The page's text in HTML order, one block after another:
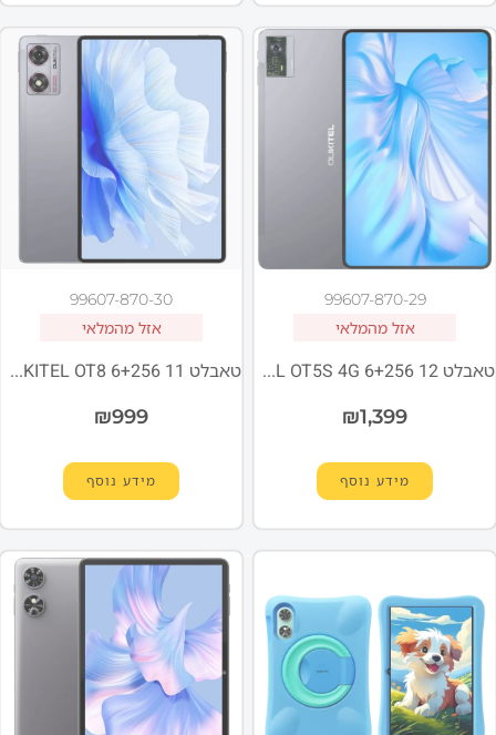
99607-870-29
אזל מהמלאי
טאבלט OUKITEL OT5S 4G 6+256 12 שחור סוללה 8250mAh
₪1,399
מידע נוסף
99607-870-30
אזל מהמלאי
טאבלט OUKITEL OT8 6+256 11 שחור סוללה 8800mAh
₪999
מידע נוסף